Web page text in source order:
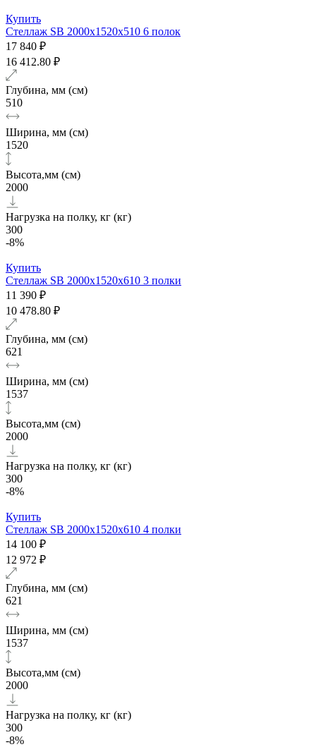
Купить
Стеллаж SB 2000х1520x510 6 полок
17 840 ₽
16 412.80 ₽
Глубина, мм (см)
510
Ширина, мм (см)
1520
Высота,мм (см)
2000
Нагрузка на полку, кг (кг)
300
-8%
Купить
Стеллаж SB 2000х1520x610 3 полки
11 390 ₽
10 478.80 ₽
Глубина, мм (см)
621
Ширина, мм (см)
1537
Высота,мм (см)
2000
Нагрузка на полку, кг (кг)
300
-8%
Купить
Стеллаж SB 2000х1520x610 4 полки
14 100 ₽
12 972 ₽
Глубина, мм (см)
621
Ширина, мм (см)
1537
Высота,мм (см)
2000
Нагрузка на полку, кг (кг)
300
-8%